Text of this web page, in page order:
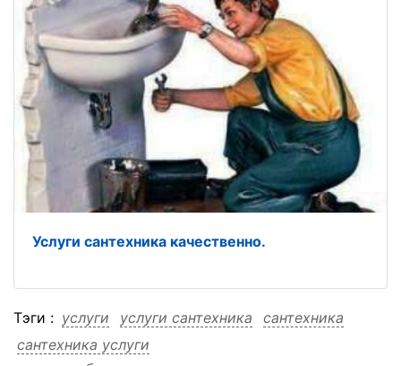
Услуги сантехника качественно.
Тэги : услуги услуги сантехника
сантехника
сантехника услуги